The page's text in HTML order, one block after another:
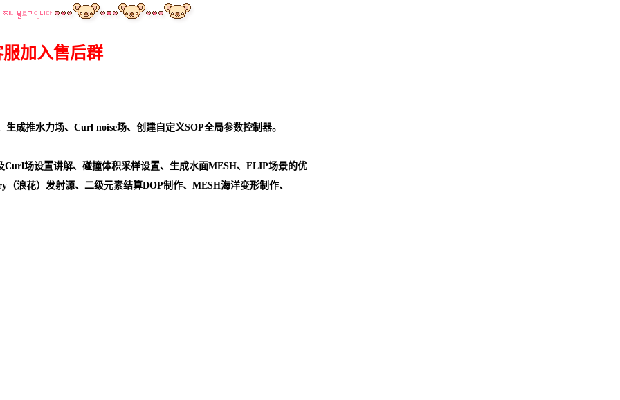
加入售后群
成推水力场、Curl noise场、创建自定义SOP全局参数控制器。
场设置讲解、碰撞体积采样设置、生成水面MESH、FLIP场景的优
浪花）发射源、二级元素结算DOP制作、MESH海洋变形制作、